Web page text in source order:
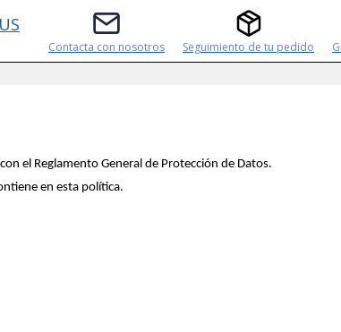
Contacta con nosotros Seguimiento de tu pedido
el Reglamento General de Protección de Datos.
en esta política.